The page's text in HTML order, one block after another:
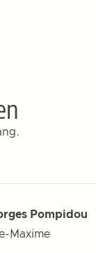
Pompidou
Maxime